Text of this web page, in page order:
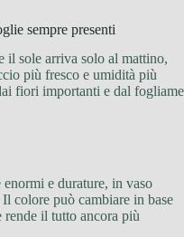
sempre presenti
il sole arriva solo al mattino,
più fresco e umidità più
fiori importanti e dal fogliame
enormi e durature, in vaso
colore può cambiare in base
rende il tutto ancora più